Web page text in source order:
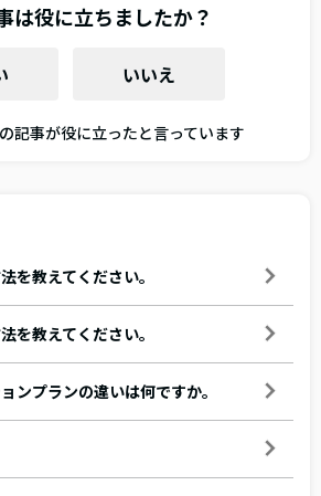
は役に立ちましたか？
いいえ
記事が役に立ったと言っています
を教えてください。
を教えてください。
ンプランの違いは何ですか。